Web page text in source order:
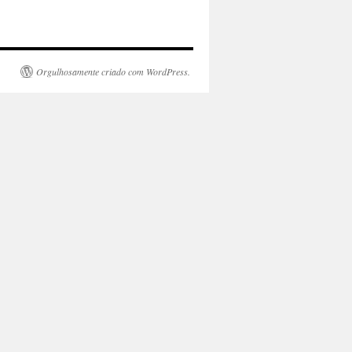
Orgulhosamente criado com WordPress.